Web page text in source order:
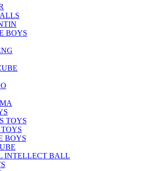
BOYS
TOYS
BOYS
INTELLECT BALL